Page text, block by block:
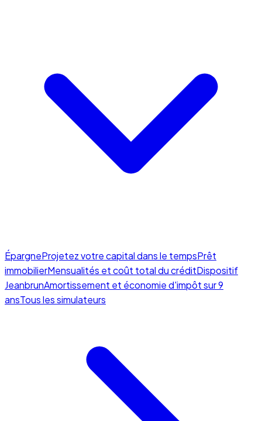
ÉpargneProjetez votre capital dans le tempsPrêt
immobilierMensualités et coût total du créditDispositif
JeanbrunAmortissement et économie d'impôt sur 9
ansTous les simulateurs